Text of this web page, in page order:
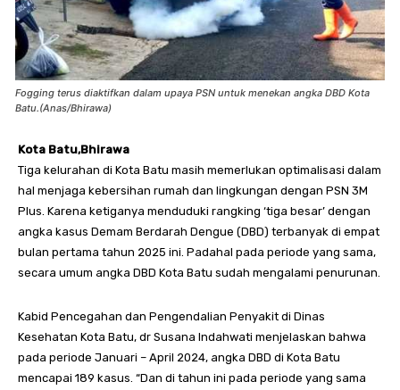
Fogging terus diaktifkan dalam upaya PSN untuk menekan angka DBD Kota
Batu.(Anas/Bhirawa)
Kota Batu,Bhirawa
Tiga kelurahan di Kota Batu masih memerlukan optimalisasi dalam
hal menjaga kebersihan rumah dan lingkungan dengan PSN 3M
Plus. Karena ketiganya menduduki rangking ‘tiga besar’ dengan
angka kasus Demam Berdarah Dengue (DBD) terbanyak di empat
bulan pertama tahun 2025 ini. Padahal pada periode yang sama,
secara umum angka DBD Kota Batu sudah mengalami penurunan.
Kabid Pencegahan dan Pengendalian Penyakit di Dinas
Kesehatan Kota Batu, dr Susana Indahwati menjelaskan bahwa
pada periode Januari – April 2024, angka DBD di Kota Batu
mencapai 189 kasus. “Dan di tahun ini pada periode yang sama